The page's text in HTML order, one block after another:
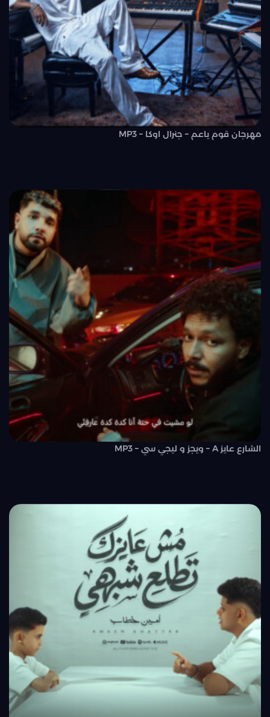
مهرجان قوم ياعم – جنرال اوكا – MP3
الشارع عايز A – ويجز و ليجي سي – MP3